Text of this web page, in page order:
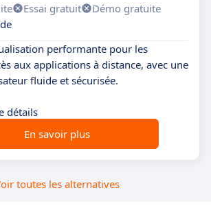
Essai gratuit
Démo gratuite
performante pour les
aux applications à distance, avec une
fluide et sécurisée.
détails
En savoir plus
toutes les alternatives